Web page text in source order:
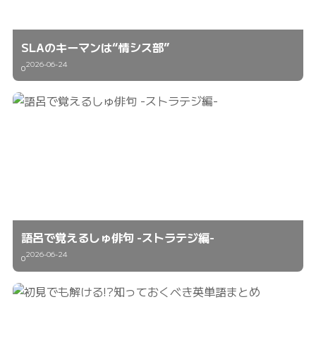
SLAのキーマンは“情シス部”
02026-06-24
語呂で覚えるしゅ俳句 -ストラテジ編-
02026-06-24